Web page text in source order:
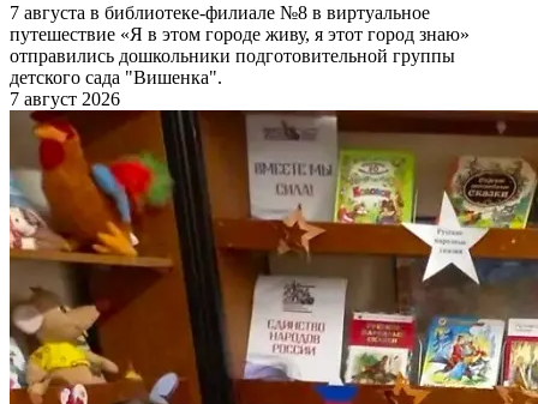
7 августа в библиотеке-филиале №8 в виртуальное
путешествие «Я в этом городе живу, я этот город знаю»
отправились дошкольники подготовительной группы
детского сада "Вишенка".
7 август 2026